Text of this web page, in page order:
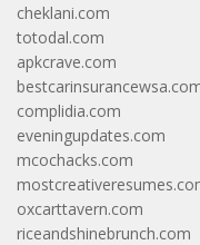
cheklani.com
totodal.com
apkcrave.com
complidia.com
eveningupdates.com
mcochacks.com
oxcarttavern.com
riceandshinebrunch.com